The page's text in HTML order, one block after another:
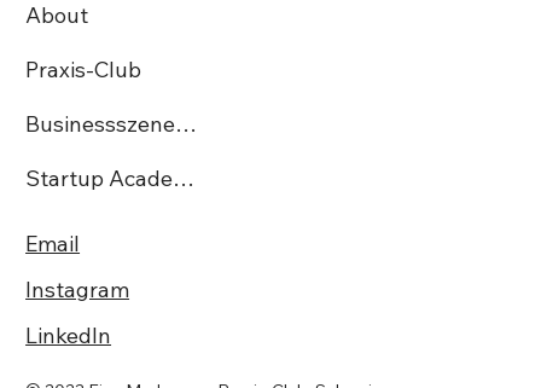
About
Praxis-Club
Businessszene.ch
Startup Academy CH
Email
Instagram
LinkedIn